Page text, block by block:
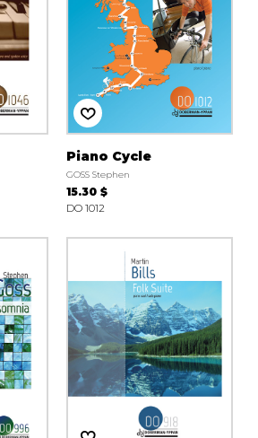
Piano Cycle
GOSS Stephen
15.30 $
DO 1012